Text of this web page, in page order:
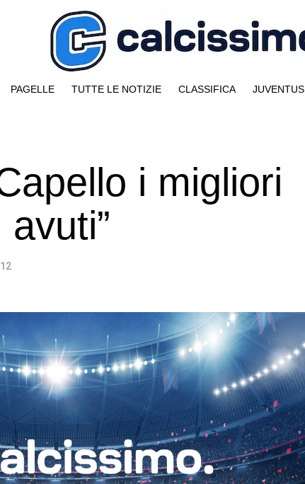
PAGELLE TUTTE LE NOTIZIE CLASSIFICA JUVENTUS
i migliori